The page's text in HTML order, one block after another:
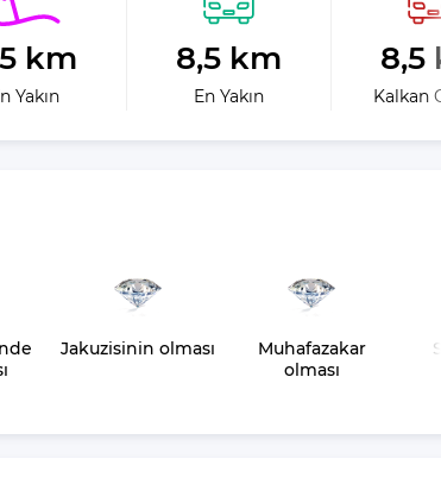
km
Yakın
8,5 km
En Yakın
8,5
Kalkan
Jakuzisinin olması
Muhafazakar
olması